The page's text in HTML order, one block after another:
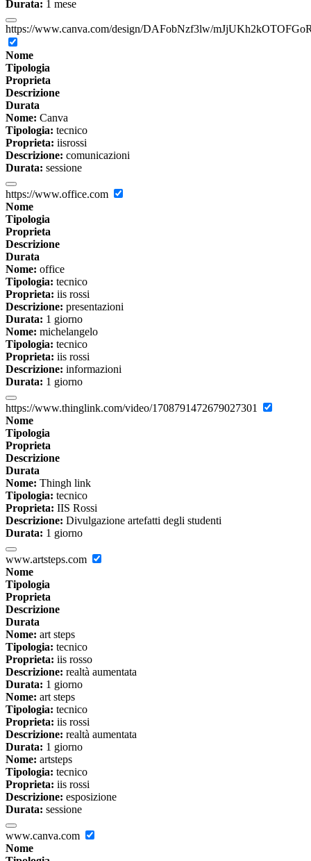
Durata: 1 mese
https://www.canva.com/design/DAFobNzf3lw/
Nome
Tipologia
Proprieta
Descrizione
Durata
Nome: Canva
Tipologia: tecnico
Proprieta: iisrossi
Descrizione: comunicazioni
Durata: sessione
https://www.office.com
Nome
Tipologia
Proprieta
Descrizione
Durata
Nome: office
Tipologia: tecnico
Proprieta: iis rossi
Descrizione: presentazioni
Durata: 1 giorno
Nome: michelangelo
Tipologia: tecnico
Proprieta: iis rossi
Descrizione: informazioni
Durata: 1 giorno
https://www.thinglink.com/video/1708791472679027301
Nome
Tipologia
Proprieta
Descrizione
Durata
Nome: Thingh link
Tipologia: tecnico
Proprieta: IIS Rossi
Descrizione: Divulgazione artefatti degli studenti
Durata: 1 giorno
www.artsteps.com
Nome
Tipologia
Proprieta
Descrizione
Durata
Nome: art steps
Tipologia: tecnico
Proprieta: iis rosso
Descrizione: realtà aumentata
Durata: 1 giorno
Nome: art steps
Tipologia: tecnico
Proprieta: iis rossi
Descrizione: realtà aumentata
Durata: 1 giorno
Nome: artsteps
Tipologia: tecnico
Proprieta: iis rossi
Descrizione: esposizione
Durata: sessione
www.canva.com
Nome